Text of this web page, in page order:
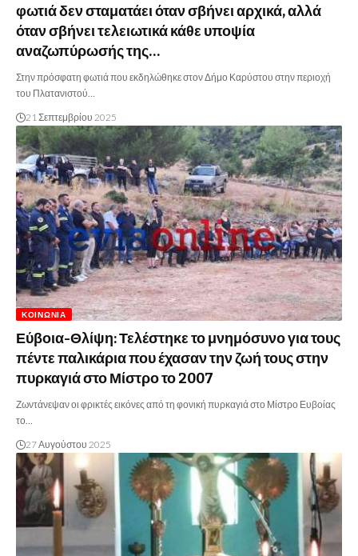
φωτιά δεν σταματάει όταν σβήνει αρχικά, αλλά
όταν σβήνει τελειωτικά κάθε υποψία
αναζωπύρωσής της…
Στην πρόσφατη φωτιά που εκδηλώθηκε στον Δήμο Καρύστου στην περιοχή
του Πλατανιστού…
21 Σεπτεμβρίου 2025
ΚΟΙΝΩΝΊΑ
Εύβοια-Θλίψη: Τελέστηκε το μνημόσυνο για τους
πέντε παλικάρια που έχασαν την ζωή τους στην
πυρκαγιά στο Μίστρο το 2007
Ζωντάνεψαν οι φρικτές εικόνες από τη φονική πυρκαγιά στο Μίστρο Ευβοίας
το…
27 Αυγούστου 2025